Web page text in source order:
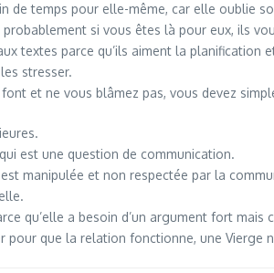
de temps pour elle-même, car elle oublie
probablement si vous êtes là pour eux, ils
textes parce qu’ils aiment la planification
stresser.
et ne vous blâmez pas, vous devez
est une question de communication.
manipulée et non respectée par la
qu’elle a besoin d’un argument fort mais
pour que la relation fonctionne, une Vierge